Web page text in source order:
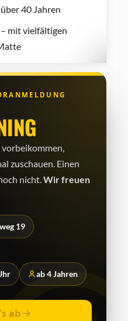
40 Jahren
mit vielfältigen
zuschauen. Einen
nicht.Wir freuen
19
ab 4 Jahren
ab